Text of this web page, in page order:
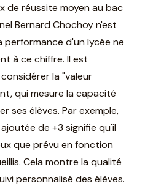
de réussite moyen au bac
Bernard Chochoy n'est
performance d'un lycée ne
à ce chiffre. Il est
la "valeur
qui mesure la capacité
ses élèves. Par exemple,
de +3 signifie qu'il
que prévu en fonction
Cela montre la qualité
personnalisé des élèves.